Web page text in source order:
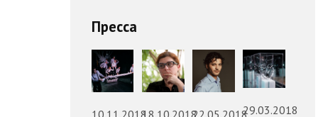
Пресса
29.03.2018